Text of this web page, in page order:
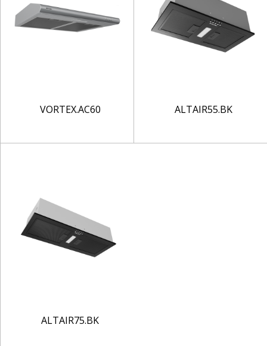
VORTEX.AC60 ALTAIR55.BK
ALTAIR75.BK